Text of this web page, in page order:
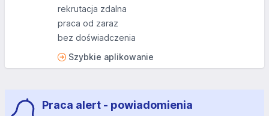
rekrutacja zdalna
praca od zaraz
bez doświadczenia
Szybkie aplikowanie
Praca alert - powiadomienia